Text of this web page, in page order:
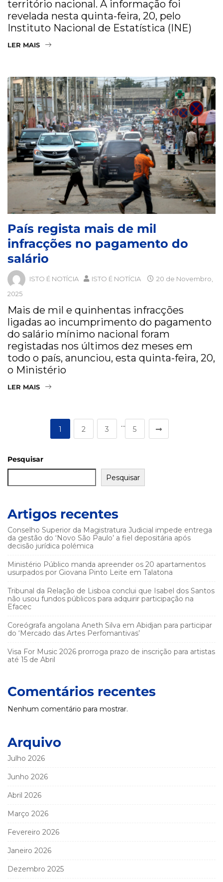
território nacional. A informação foi
revelada nesta quinta-feira, 20, pelo
Instituto Nacional de Estatística (INE)
LER MAIS
País regista mais de mil
infracções no pagamento do
salário
ISTO É NOTÍCIA ISTO É NOTÍCIA
20 de Novembro,
2025
Mais de mil e quinhentas infracções
ligadas ao incumprimento do pagamento
do salário mínimo nacional foram
registadas nos últimos dez meses em
todo o país, anunciou, esta quinta-feira, 20,
o Ministério
LER MAIS
1 2 3
…
5
Pesquisar
Pesquisar
Artigos recentes
Conselho Superior da Magistratura Judicial impede entrega
da gestão do ‘Novo São Paulo’ a fiel depositária após
decisão jurídica polémica
Ministério Público manda apreender os 20 apartamentos
usurpados por Giovana Pinto Leite em Talatona
Tribunal da Relação de Lisboa conclui que Isabel dos Santos
não usou fundos públicos para adquirir participação na
Efacec
Coreógrafa angolana Aneth Silva em Abidjan para participar
do ‘Mercado das Artes Perfomantivas’
Visa For Music 2026 prorroga prazo de inscrição para artistas
até 15 de Abril
Comentários recentes
Nenhum comentário para mostrar.
Arquivo
Julho 2026
Junho 2026
Abril 2026
Março 2026
Fevereiro 2026
Janeiro 2026
Dezembro 2025